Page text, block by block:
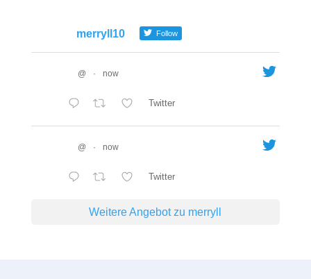
merryll10 Follow
@ · now
Twitter
@ · now
Twitter
Weitere Angebot zu merryll